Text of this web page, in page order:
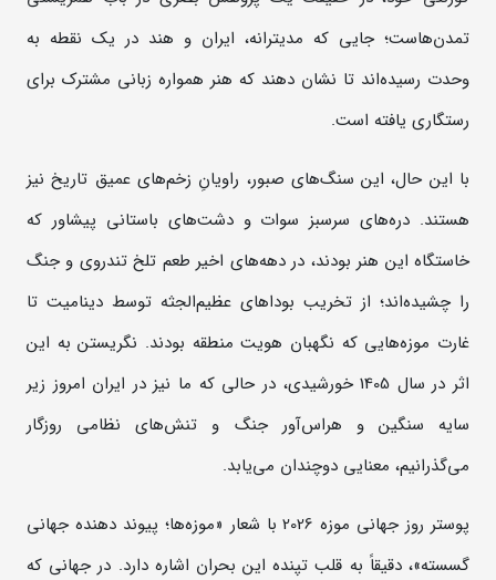
تمدن‌هاست؛ جایی که مدیترانه، ایران و هند در یک نقطه به
وحدت رسیده‌اند تا نشان دهند که هنر همواره زبانی مشترک برای
رستگاری یافته است.
با این حال، این سنگ‌های صبور، راویانِ زخم‌های عمیق تاریخ نیز
هستند. دره‌های سرسبز سوات و دشت‌های باستانی پیشاور که
خاستگاه این هنر بودند، در دهه‌های اخیر طعم تلخ تندروی و جنگ
را چشیده‌اند؛ از تخریب بوداهای عظیم‌الجثه توسط دینامیت تا
غارت موزه‌هایی که نگهبان هویت منطقه بودند. نگریستن به این
اثر در سال 1405 خورشیدی، در حالی که ما نیز در ایران امروز زیر
سایه سنگین و هراس‌آور جنگ و تنش‌های نظامی روزگار
می‌گذرانیم، معنایی دوچندان می‌یابد.
پوستر روز جهانی موزه 2026 با شعار «موزه‌ها؛ پیوند دهنده جهانی
گسسته»، دقیقاً به قلب تپنده این بحران اشاره دارد. در جهانی که